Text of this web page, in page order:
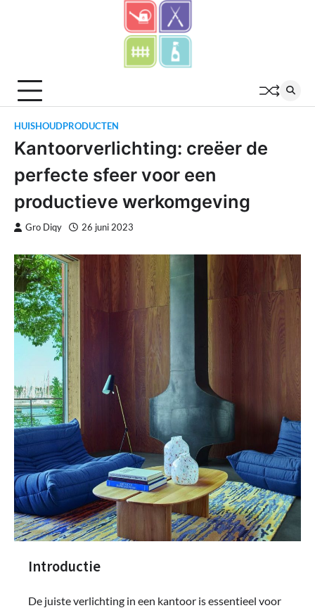
HUISHOUDPRODUCTEN
Kantoorverlichting: creëer de
perfecte sfeer voor een
productieve werkomgeving
Gro Diqy 26 juni 2023
Introductie
De juiste verlichting in een kantoor is essentieel voor